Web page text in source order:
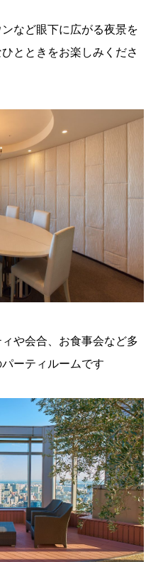
など眼下に広がる夜景を
とときをお楽しみくださ
や会合、お食事会など多
ーティルームです